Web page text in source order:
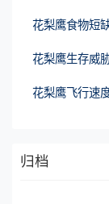
花梨鹰食物短
花梨鹰生存威
花梨鹰飞行速
归档